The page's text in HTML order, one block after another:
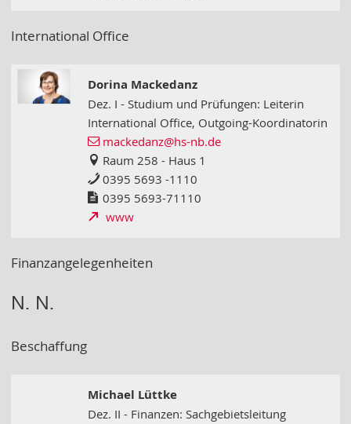
International Office
Dorina Mackedanz
Dez. I - Studium und Prüfungen: Leiterin
International Office, Outgoing-Koordinatorin
mackedanz@hs-nb.de
Raum 258 - Haus 1
0395 5693 -1110
0395 5693-71110
www
Finanzangelegenheiten
N. N.
Beschaffung
Michael Lüttke
Dez. II - Finanzen: Sachgebietsleitung